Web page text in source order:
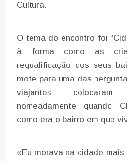
Cultura.
O tema do encontro foi
à forma como as
requalificação dos seus
mote para uma das
viajantes
nomeadamente quando
como era o bairro em que
«Eu morava na cidade mais